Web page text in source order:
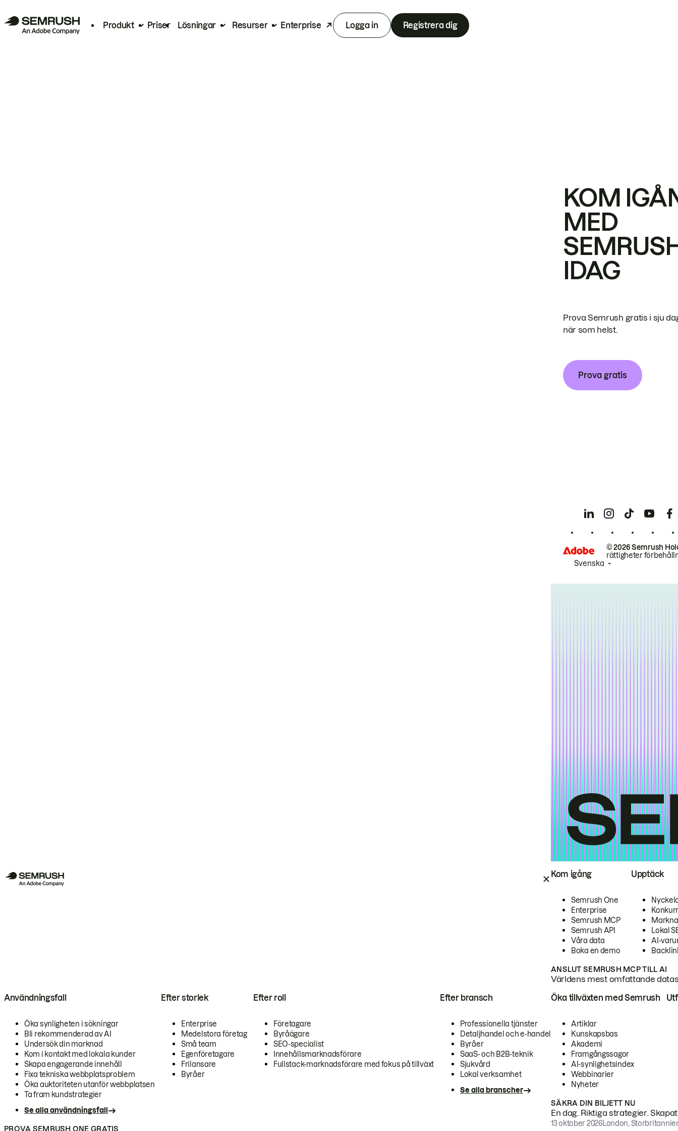
Produkt Priser Lösningar Resurser Enterprise Logga in Registrera dig
Kom igång
Semrush One
Enterprise
Semrush MCP
Semrush API
Våra data
Boka en demo
Upptäck
Lokal
AI-
ANSLUT SEMRUSH MCP TILL AI
Världens mest omfattande
Användningsfall
Öka synligheten i sökningar
Bli rekommenderad av AI
Undersök din marknad
Kom i kontakt med lokala kunder
Skapa engagerande innehåll
Fixa tekniska webbplatsproblem
Öka auktoriteten utanför webbplatsen
Ta fram kundstrategier
Se alla användningsfall
Efter storlek
Enterprise
Medelstora företag
Små team
Egenföretagare
Frilansare
Byråer
Efter roll
Företagare
Byråägare
SEO-specialist
Innehållsmarknadsförare
Fullstack-marknadsförare med fokus på tillväxt
Efter bransch
Professionella tjänster
Detaljhandel och e-handel
Byråer
SaaS- och B2B-teknik
Sjukvård
Lokal verksamhet
Se alla branscher
PROVA SEMRUSH ONE GRATIS
Öka tillväxten med Semrush
Artiklar
Kunskapsbas
Akademi
Framgångssagor
AI-synlighetsindex
Webbinarier
Nyheter
SÄKRA DIN BILJETT NU
En dag. Riktiga strategier.
13 oktober 2026London,
KOM
MED
IDAG
Prova Semrush gratis i sju
när som helst.
Prova gratis
© 2026 Semrush
rättigheter
Svenska